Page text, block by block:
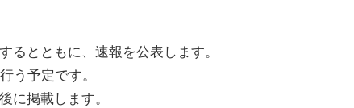
るとともに、速報を公表します。
う予定です。
に掲載します。